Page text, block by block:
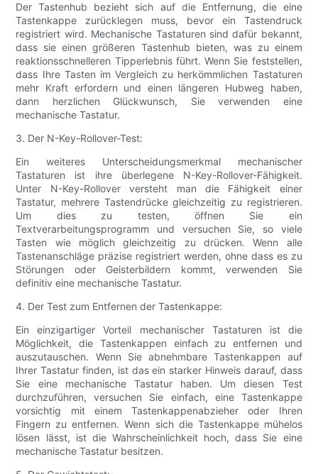
Der Tastenhub bezieht sich auf die Entfernung, die eine
Tastenkappe zurücklegen muss, bevor ein Tastendruck
registriert wird. Mechanische Tastaturen sind dafür bekannt,
dass sie einen größeren Tastenhub bieten, was zu einem
reaktionsschnelleren Tipperlebnis führt. Wenn Sie feststellen,
dass Ihre Tasten im Vergleich zu herkömmlichen Tastaturen
mehr Kraft erfordern und einen längeren Hubweg haben,
dann herzlichen Glückwunsch, Sie verwenden eine
mechanische Tastatur.
3. Der N-Key-Rollover-Test:
Ein weiteres Unterscheidungsmerkmal mechanischer
Tastaturen ist ihre überlegene N-Key-Rollover-Fähigkeit.
Unter N-Key-Rollover versteht man die Fähigkeit einer
Tastatur, mehrere Tastendrücke gleichzeitig zu registrieren.
Um dies zu testen, öffnen Sie ein
Textverarbeitungsprogramm und versuchen Sie, so viele
Tasten wie möglich gleichzeitig zu drücken. Wenn alle
Tastenanschläge präzise registriert werden, ohne dass es zu
Störungen oder Geisterbildern kommt, verwenden Sie
definitiv eine mechanische Tastatur.
4. Der Test zum Entfernen der Tastenkappe:
Ein einzigartiger Vorteil mechanischer Tastaturen ist die
Möglichkeit, die Tastenkappen einfach zu entfernen und
auszutauschen. Wenn Sie abnehmbare Tastenkappen auf
Ihrer Tastatur finden, ist das ein starker Hinweis darauf, dass
Sie eine mechanische Tastatur haben. Um diesen Test
durchzuführen, versuchen Sie einfach, eine Tastenkappe
vorsichtig mit einem Tastenkappenabzieher oder Ihren
Fingern zu entfernen. Wenn sich die Tastenkappe mühelos
lösen lässt, ist die Wahrscheinlichkeit hoch, dass Sie eine
mechanische Tastatur besitzen.